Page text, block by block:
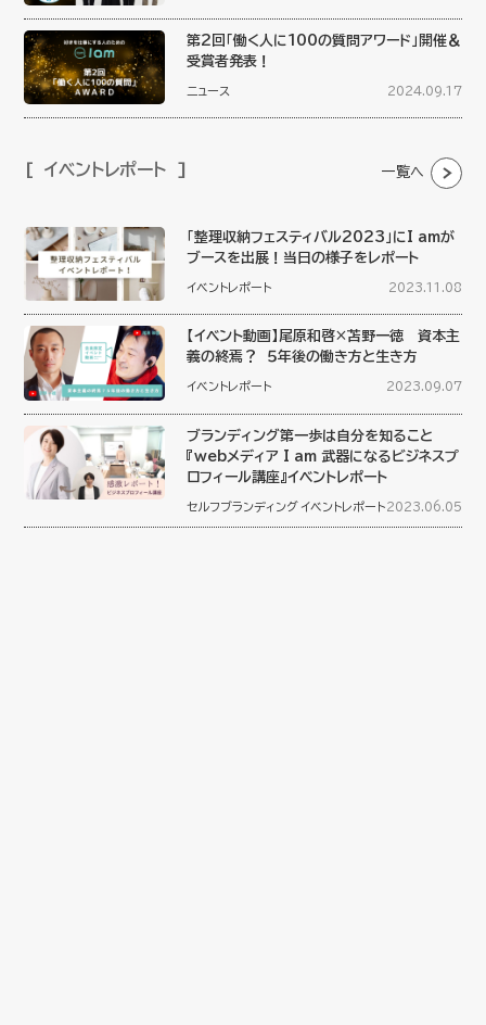
第2回「働く人に100の質問アワード」開催＆
受賞者発表！
ニュース 2024.09.17
イベントレポート 一覧へ
「整理収納フェスティバル2023」にI amが
ブースを出展！当日の様子をレポート
イベントレポート 2023.11.08
【イベント動画】尾原和啓×苫野一徳 資本主
義の終焉？ ５年後の働き方と生き方
イベントレポート 2023.09.07
ブランディング第一歩は自分を知ること
『webメディア I am 武器になるビジネスプ
ロフィール講座』イベントレポート
セルフブランディング イベントレポート 2023.06.05